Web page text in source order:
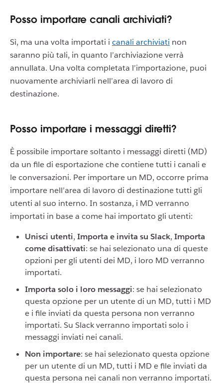
Posso importare canali archiviati?
Sì, ma una volta importati i canali archiviati non
saranno più tali, in quanto l’archiviazione verrà
annullata. Una volta completata l’importazione, puoi
nuovamente archiviarli nell’area di lavoro di
destinazione.
Posso importare i messaggi diretti?
È possibile importare soltanto i messaggi diretti (MD)
da un file di esportazione che contiene tutti i canali e
le conversazioni. Per importare un MD, occorre prima
importare nell’area di lavoro di destinazione tutti gli
utenti al suo interno. In sostanza, i MD verranno
importati in base a come hai importato gli utenti:
Unisci utenti, Importa e invita su Slack, Importa
come disattivati: se hai selezionato una di queste
opzioni per gli utenti dei MD, i loro MD verranno
importati.
Importa solo i loro messaggi: se hai selezionato
questa opzione per un utente di un MD, tutti i MD
e i file inviati da questa persona non verranno
importati. Su Slack verranno importati solo i
messaggi inviati nei canali.
Non importare: se hai selezionato questa opzione
per un utente di un MD, tutti i MD e file inviati da
questa persona nei canali non verranno importati.